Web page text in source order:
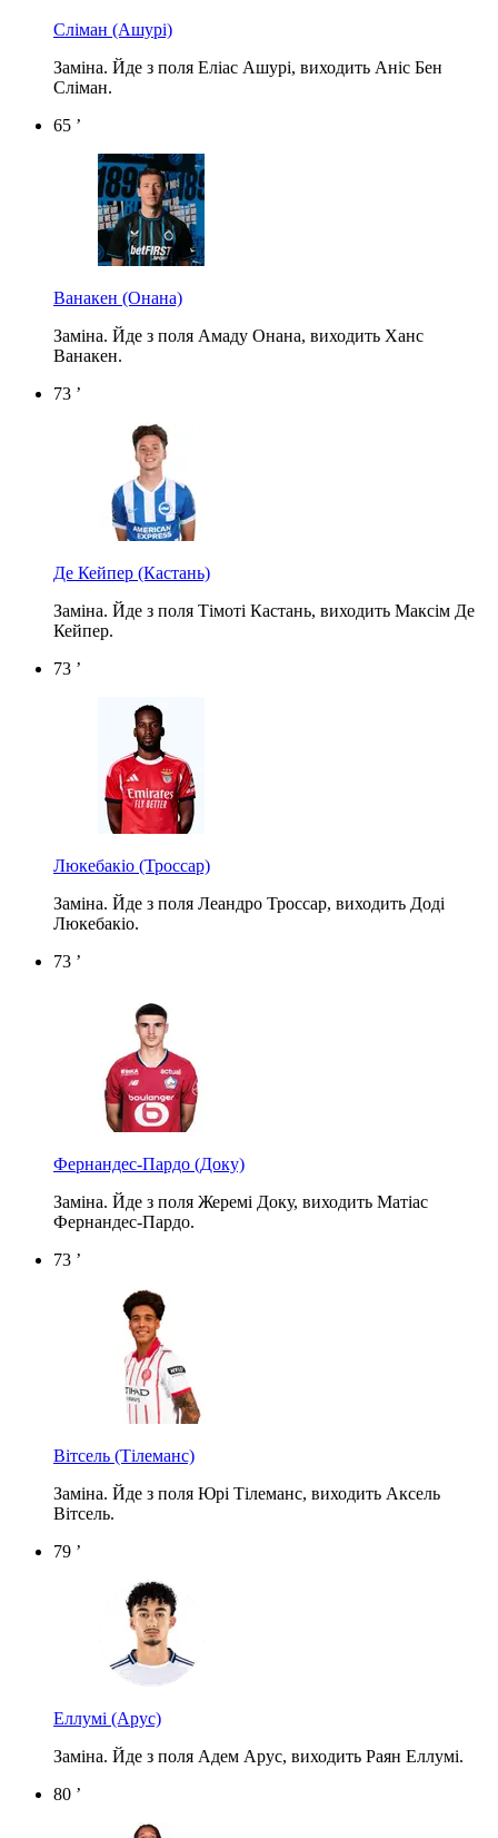
Сліман (Ашурі)
Заміна. Йде з поля Еліас Ашурі, виходить Аніс Бен
Сліман.
65 ’
Ванакен (Онана)
Заміна. Йде з поля Амаду Онана, виходить Ханс
Ванакен.
73 ’
Де Кейпер (Кастань)
Заміна. Йде з поля Тімоті Кастань, виходить Максім Де
Кейпер.
73 ’
Люкебакіо (Троссар)
Заміна. Йде з поля Леандро Троссар, виходить Доді
Люкебакіо.
73 ’
Фернандес-Пардо (Доку)
Заміна. Йде з поля Жеремі Доку, виходить Матіас
Фернандес-Пардо.
73 ’
Вітсель (Тілеманс)
Заміна. Йде з поля Юрі Тілеманс, виходить Аксель
Вітсель.
79 ’
Еллумі (Арус)
Заміна. Йде з поля Адем Арус, виходить Раян Еллумі.
80 ’